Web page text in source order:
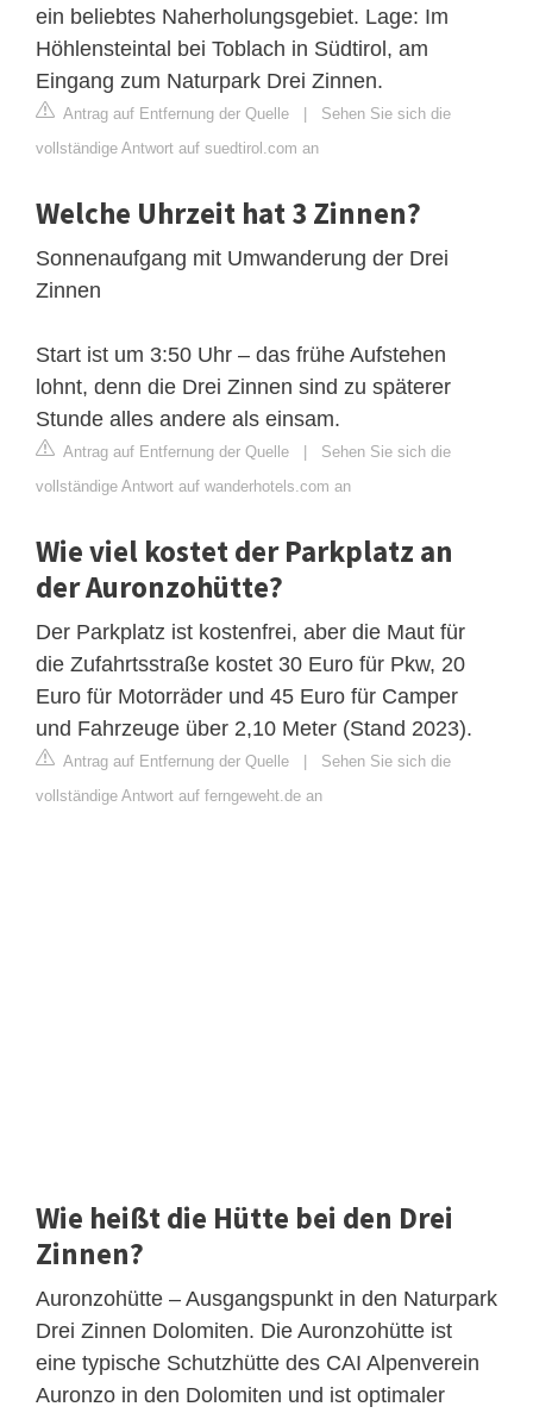
ein beliebtes Naherholungsgebiet. Lage: Im
Höhlensteintal bei Toblach in Südtirol, am
Eingang zum Naturpark Drei Zinnen.
Antrag auf Entfernung der Quelle | Sehen Sie sich die
vollständige Antwort auf suedtirol.com an
Welche Uhrzeit hat 3 Zinnen?
Sonnenaufgang mit Umwanderung der Drei
Zinnen
Start ist um 3:50 Uhr – das frühe Aufstehen
lohnt, denn die Drei Zinnen sind zu späterer
Stunde alles andere als einsam.
Antrag auf Entfernung der Quelle | Sehen Sie sich die
vollständige Antwort auf wanderhotels.com an
Wie viel kostet der Parkplatz an
der Auronzohütte?
Der Parkplatz ist kostenfrei, aber die Maut für
die Zufahrtsstraße kostet 30 Euro für Pkw, 20
Euro für Motorräder und 45 Euro für Camper
und Fahrzeuge über 2,10 Meter (Stand 2023).
Antrag auf Entfernung der Quelle | Sehen Sie sich die
vollständige Antwort auf ferngeweht.de an
Wie heißt die Hütte bei den Drei
Zinnen?
Auronzohütte – Ausgangspunkt in den Naturpark
Drei Zinnen Dolomiten. Die Auronzohütte ist
eine typische Schutzhütte des CAI Alpenverein
Auronzo in den Dolomiten und ist optimaler